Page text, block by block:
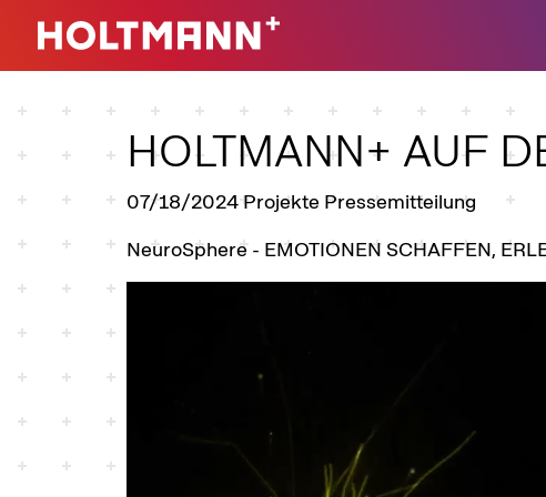
Direkt zur Hauptnavigation springen
HOLTMANN+ AUF
07/18/2024Projekte Pressemitteilung
NeuroSphere - EMOTIONEN SCHAFFEN,